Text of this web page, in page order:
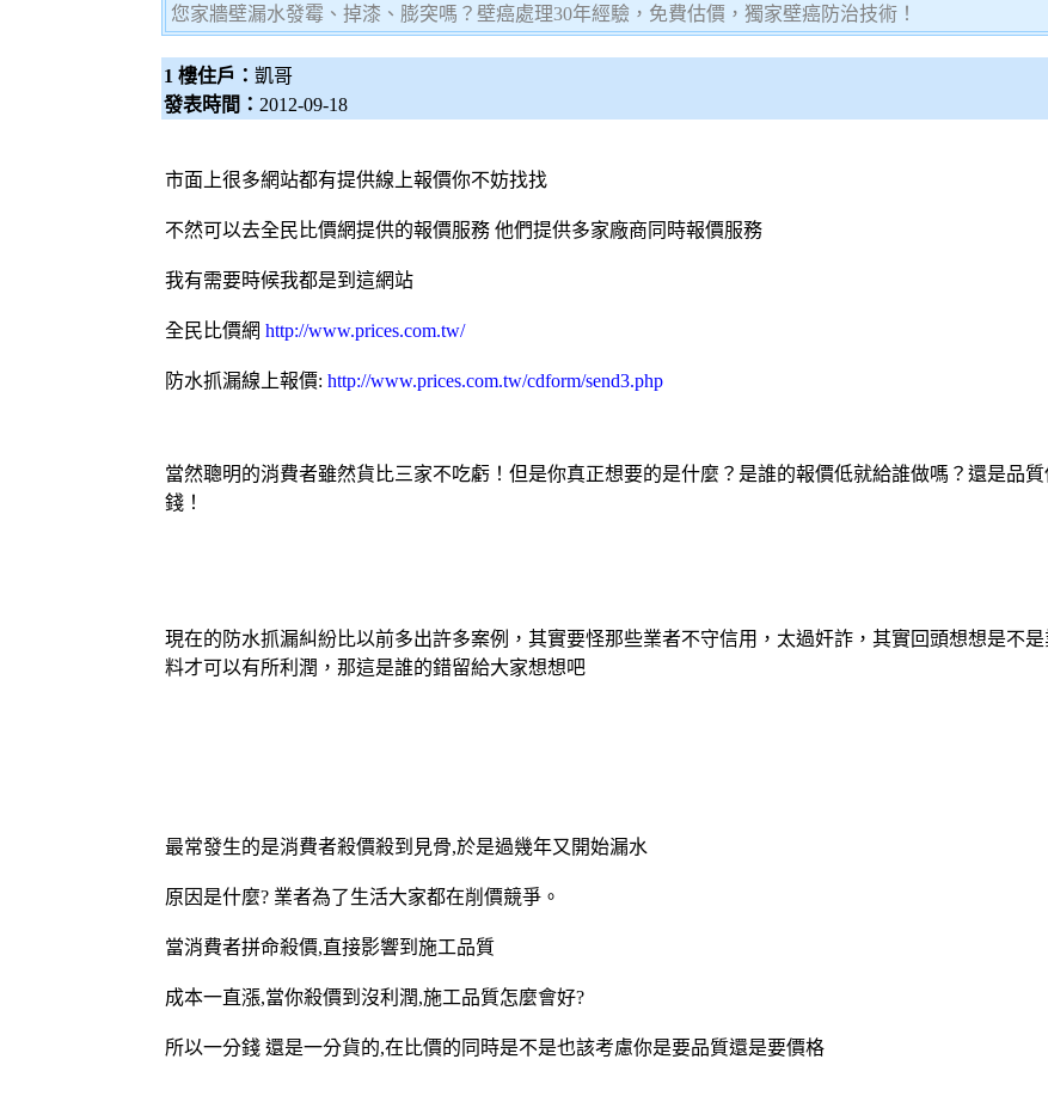
您家牆壁漏水發霉、掉漆、膨突嗎？壁癌處理30年經驗，免費估價，獨家壁癌防治技術！
1 樓住戶： 凱哥
發表時間： 2012-09-18
市面上很多網站都有提供線上報價你不妨找找
不然可以去全民比價網提供的報價服務 他們提供多家廠商同時報價服務
我有需要時候我都是到這網站
全民比價網 http://www.prices.com.tw/
防水抓漏線上報價: http://www.prices.com.tw/cdform/send3.php
當然聰明的消費者雖然貨比三家不吃虧！但是你真正想要的是什麼？是誰的報價低就給誰做嗎？還是品
錢！
現在的防水抓漏糾紛比以前多出許多案例，其實要怪那些業者不守信用，太過奸詐，其實回頭想想是不
料才可以有所利潤，那這是誰的錯留給大家想想吧
最常發生的是消費者殺價殺到見骨,於是過幾年又開始漏水
原因是什麼? 業者為了生活大家都在削價競爭。
當消費者拼命殺價,直接影響到施工品質
成本一直漲,當你殺價到沒利潤,施工品質怎麼會好?
所以一分錢 還是一分貨的,在比價的同時是不是也該考慮你是要品質還是要價格